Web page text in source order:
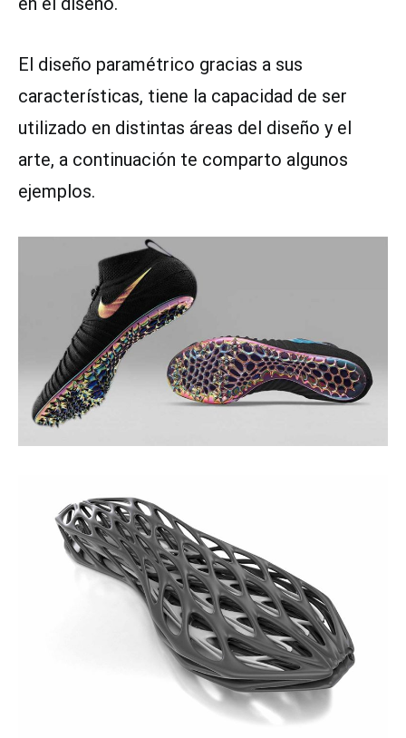
El diseño paramétrico gracias a sus
características, tiene la capacidad de ser
utilizado en distintas áreas del diseño y el
arte, a continuación te comparto algunos
ejemplos.